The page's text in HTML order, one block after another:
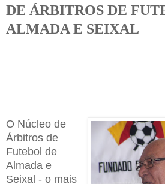
DE ÁRBITROS DE
ALMADA E SEIXAL
O Núcleo de
Árbitros de
Futebol de
Almada e
Seixal - o mais